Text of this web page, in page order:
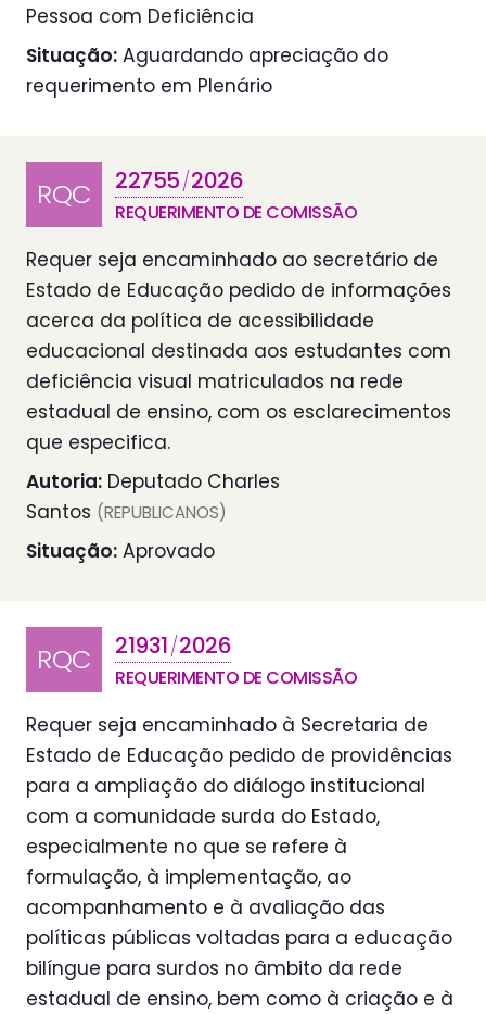
Pessoa com Deficiência
Situação: Aguardando apreciação do
requerimento em Plenário
RQC 22755/2026
REQUERIMENTO DE COMISSÃO
Requer seja encaminhado ao secretário de
Estado de Educação pedido de informações
acerca da política de acessibilidade
educacional destinada aos estudantes com
deficiência visual matriculados na rede
estadual de ensino, com os esclarecimentos
que especifica.
Autoria: Deputado Charles
Santos (REPUBLICANOS)
Situação: Aprovado
RQC 21931/2026
REQUERIMENTO DE COMISSÃO
Requer seja encaminhado à Secretaria de
Estado de Educação pedido de providências
para a ampliação do diálogo institucional
com a comunidade surda do Estado,
especialmente no que se refere à
formulação, à implementação, ao
acompanhamento e à avaliação das
políticas públicas voltadas para a educação
bilíngue para surdos no âmbito da rede
estadual de ensino, bem como à criação e à